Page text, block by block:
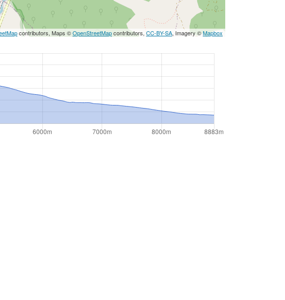
contributors, Maps ©OpenStreetMapcontributors, CC-BY-SA, Imagery ©Mapbox